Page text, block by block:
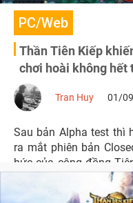
PC/Web
Thần Tiên Kiếp
chơi hoài không hết
Tran Huy 01/
Sau bản Alpha test thì
ra mắt phiên bản
hức của cộng đồng
những điểm sôi nổi
game cũng như các